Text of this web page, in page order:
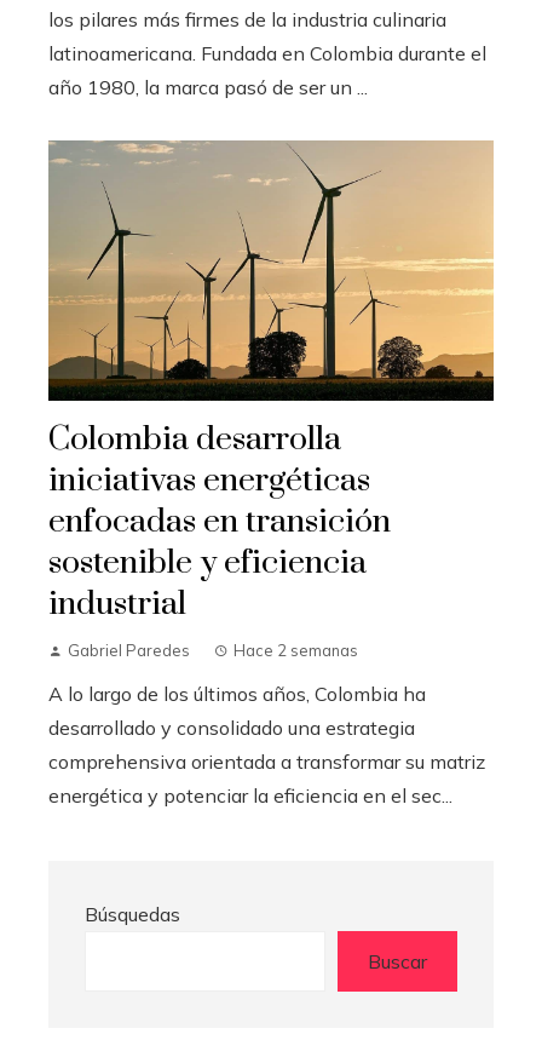
los pilares más firmes de la industria culinaria
latinoamericana. Fundada en Colombia durante el
año 1980, la marca pasó de ser un ...
Colombia desarrolla
iniciativas energéticas
enfocadas en transición
sostenible y eficiencia
industrial
Gabriel Paredes Hace 2 semanas
A lo largo de los últimos años, Colombia ha
desarrollado y consolidado una estrategia
comprehensiva orientada a transformar su matriz
energética y potenciar la eficiencia en el sec...
Búsquedas
Buscar